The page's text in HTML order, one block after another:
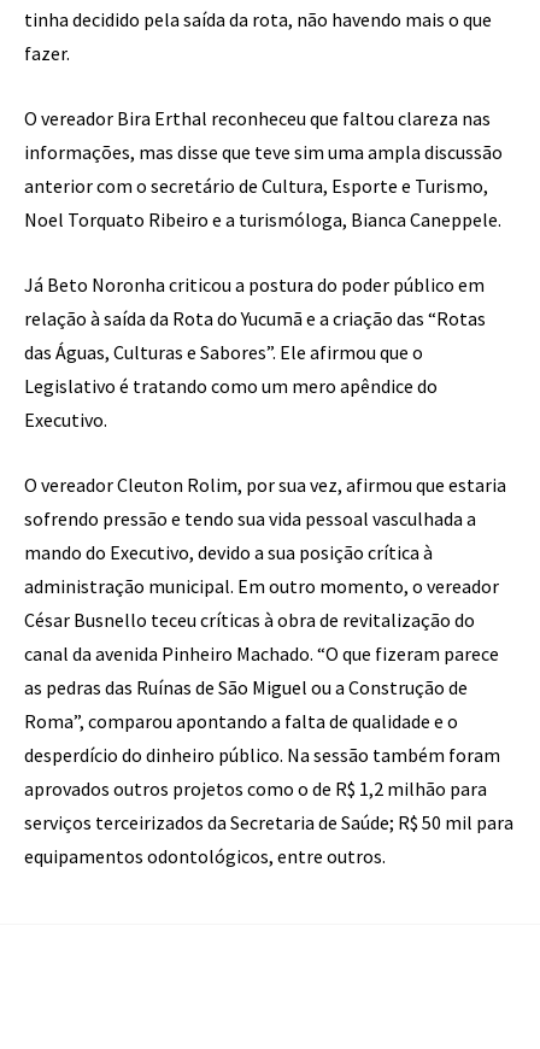
tinha decidido pela saída da rota, não havendo mais o que
fazer.
O vereador Bira Erthal reconheceu que faltou clareza nas
informações, mas disse que teve sim uma ampla discussão
anterior com o secretário de Cultura, Esporte e Turismo,
Noel Torquato Ribeiro e a turismóloga, Bianca Caneppele.
Já Beto Noronha criticou a postura do poder público em
relação à saída da Rota do Yucumã e a criação das “Rotas
das Águas, Culturas e Sabores”. Ele afirmou que o
Legislativo é tratando como um mero apêndice do
Executivo.
O vereador Cleuton Rolim, por sua vez, afirmou que estaria
sofrendo pressão e tendo sua vida pessoal vasculhada a
mando do Executivo, devido a sua posição crítica à
administração municipal. Em outro momento, o vereador
César Busnello teceu críticas à obra de revitalização do
canal da avenida Pinheiro Machado. “O que fizeram parece
as pedras das Ruínas de São Miguel ou a Construção de
Roma”, comparou apontando a falta de qualidade e o
desperdício do dinheiro público. Na sessão também foram
aprovados outros projetos como o de R$ 1,2 milhão para
serviços terceirizados da Secretaria de Saúde; R$ 50 mil para
equipamentos odontológicos, entre outros.